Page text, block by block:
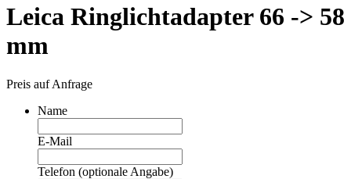
Leica Ringlichtadapter 66 -> 58
mm
Preis auf Anfrage
Name
E-Mail
Telefon (optionale Angabe)